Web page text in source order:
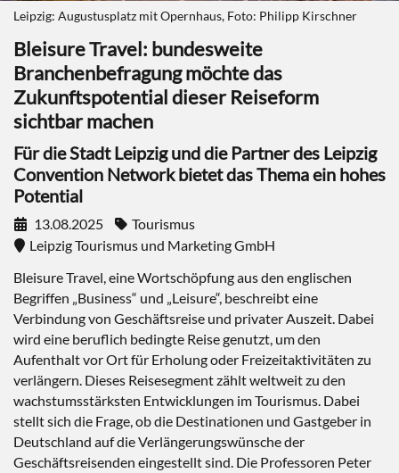
Leipzig: Augustusplatz mit Opernhaus, Foto: Philipp Kirschner
Bleisure Travel: bundesweite
Branchenbefragung möchte das
Zukunftspotential dieser Reiseform
sichtbar machen
Für die Stadt Leipzig und die Partner des Leipzig
Convention Network bietet das Thema ein hohes
Potential
13.08.2025
Tourismus
Leipzig Tourismus und Marketing GmbH
Bleisure Travel, eine Wortschöpfung aus den englischen
Begriffen „Business“ und „Leisure“, beschreibt eine
Verbindung von Geschäftsreise und privater Auszeit. Dabei
wird eine beruflich bedingte Reise genutzt, um den
Aufenthalt vor Ort für Erholung oder Freizeitaktivitäten zu
verlängern. Dieses Reisesegment zählt weltweit zu den
wachstumsstärksten Entwicklungen im Tourismus. Dabei
stellt sich die Frage, ob die Destinationen und Gastgeber in
Deutschland auf die Verlängerungswünsche der
Geschäftsreisenden eingestellt sind. Die Professoren Peter